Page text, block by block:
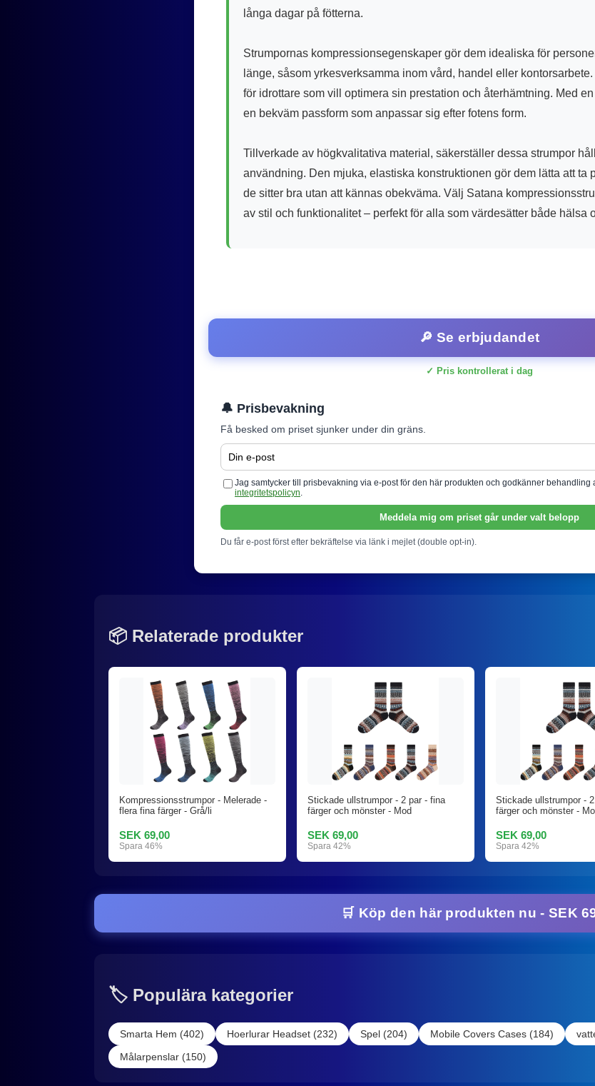
långa dagar på fötterna.
Strumpornas kompressionsegenskaper gör dem idealiska för
länge, såsom yrkesverksamma inom vård, handel eller
för idrottare som vill optimera sin prestation och återhämtning. Med
en bekväm passform som anpassar sig efter fotens form.
Tillverkade av högkvalitativa material, säkerställer dessa strumpor
användning. Den mjuka, elastiska konstruktionen gör dem lätta att ta
de sitter bra utan att kännas obekväma. Välj Satana
av stil och funktionalitet – perfekt för alla som värdesätter både hälsa
🔎 Se erbjudandet
✓ Pris kontrollerat i dag
🔔 Prisbevakning
Få besked om priset sjunker under din gräns.
Jag samtycker till prisbevakning via e-post för den här produkten och godkänner
integritetspolicyn.
Meddela mig om priset går under valt belopp
Du får e-post först efter bekräftelse via länk i mejlet (double opt-in).
📦 Relaterade produkter
Kompressionsstrumpor - Melerade -
flera fina färger - Grå/li
SEK 69,00
Spara 46%
Stickade ullstrumpor - 2 par - fina
färger och mönster - Mod
SEK 69,00
Spara 42%
Stickade ullstrumpor -
färger och mönster -
SEK 69,00
Spara 42%
🛒 Köp den här produkten nu - SEK
🏷️ Populära kategorier
Smarta Hem (402) Hoerlurar Headset (232) Spel (204) Mobile Covers Cases (184)
Målarpenslar (150)